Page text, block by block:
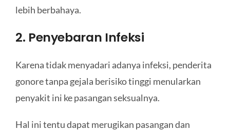
lebih berbahaya.
2. Penyebaran Infeksi
Karena tidak menyadari adanya infeksi, penderita
gonore tanpa gejala berisiko tinggi menularkan
penyakit ini ke pasangan seksualnya.
Hal ini tentu dapat merugikan pasangan dan